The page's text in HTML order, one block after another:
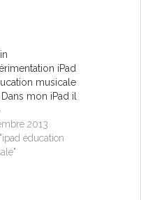
iPad
musicale
mon iPad il
2013
éducation